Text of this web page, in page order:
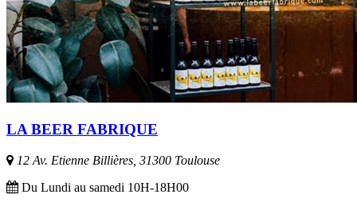
LA BEER FABRIQUE
12 Av. Etienne Billières, 31300 Toulouse
Du Lundi au samedi 10H-18H00